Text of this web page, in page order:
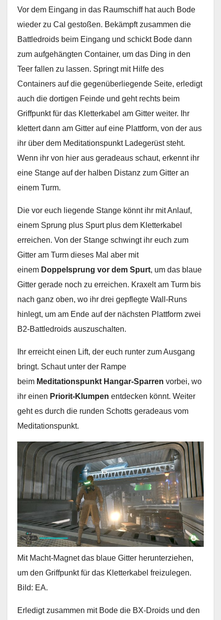
Vor dem Eingang in das Raumschiff hat auch Bode
wieder zu Cal gestoßen. Bekämpft zusammen die
Battledroids beim Eingang und schickt Bode dann
zum aufgehängten Container, um das Ding in den
Teer fallen zu lassen. Springt mit Hilfe des
Containers auf die gegenüberliegende Seite, erledigt
auch die dortigen Feinde und geht rechts beim
Griffpunkt für das Kletterkabel am Gitter weiter. Ihr
klettert dann am Gitter auf eine Plattform, von der aus
ihr über dem Meditationspunkt Ladegerüst steht.
Wenn ihr von hier aus geradeaus schaut, erkennt ihr
eine Stange auf der halben Distanz zum Gitter an
einem Turm.
Die vor euch liegende Stange könnt ihr mit Anlauf,
einem Sprung plus Spurt plus dem Kletterkabel
erreichen. Von der Stange schwingt ihr euch zum
Gitter am Turm dieses Mal aber mit
einem Doppelsprung vor dem Spurt, um das blaue
Gitter gerade noch zu erreichen. Kraxelt am Turm bis
nach ganz oben, wo ihr drei gepflegte Wall-Runs
hinlegt, um am Ende auf der nächsten Plattform zwei
B2-Battledroids auszuschalten.
Ihr erreicht einen Lift, der euch runter zum Ausgang
bringt. Schaut unter der Rampe
beim Meditationspunkt Hangar-Sparren vorbei, wo
ihr einen Priorit-Klumpen entdecken könnt. Weiter
geht es durch die runden Schotts geradeaus vom
Meditationspunkt.
Mit Macht-Magnet das blaue Gitter herunterziehen,
um den Griffpunkt für das Kletterkabel freizulegen.
Bild: EA.
Erledigt zusammen mit Bode die BX-Droids und den